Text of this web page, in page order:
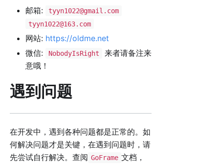
邮箱:
tyyn1022@gmail.com
tyyn1022@163.com
网站: https://oldme.net
微信:
NobodyIsRight
来者请备注来
意哦！
遇到问题
在开发中，遇到各种问题都是正常的。如
何解决问题才是关键，在遇到问题时，请
先尝试自行解决。查阅 GoFrame 文档，